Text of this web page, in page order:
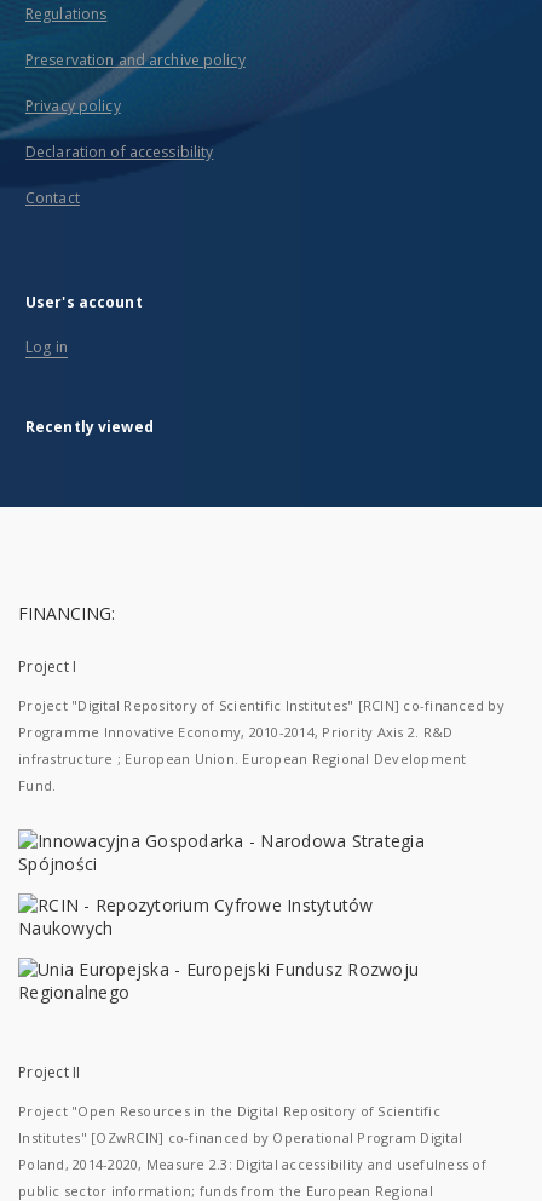
Regulations
Preservation and archive policy
Privacy policy
Declaration of accessibility
Contact
User's account
Log in
Recently viewed
FINANCING:
Project I
Project "Digital Repository of Scientific Institutes" [RCIN] co-financed by
Programme Innovative Economy, 2010-2014, Priority Axis 2. R&D
infrastructure ; European Union. European Regional Development
Fund.
Project II
Project "Open Resources in the Digital Repository of Scientific
Institutes" [OZwRCIN] co-financed by Operational Program Digital
Poland, 2014-2020, Measure 2.3: Digital accessibility and usefulness of
public sector information; funds from the European Regional